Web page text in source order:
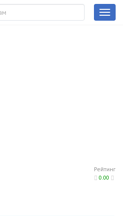
Рейтинг
0.00